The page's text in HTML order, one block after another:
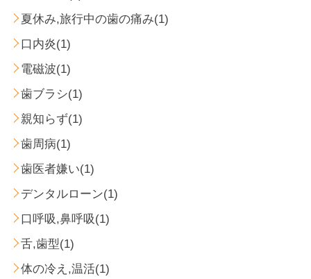
夏休み,旅行中の歯の痛み(1)
口内炎(1)
電磁波(1)
歯ブラシ(1)
親知らず(1)
歯周病(1)
歯医者嫌い(1)
デンタルローン(1)
口呼吸,鼻呼吸(1)
舌,歯型(1)
体の冷え,温活(1)